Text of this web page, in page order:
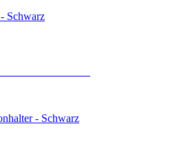
Schwarz
- Schwarz